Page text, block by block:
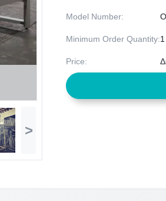
>
Model Number:
Minimum Order Quantity:
Price: